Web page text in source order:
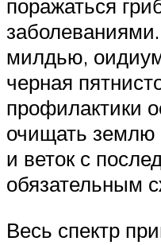
поражаться
милдью,
черная
профилактики
очищать землю
и веток с
обязательным
Весь спектр